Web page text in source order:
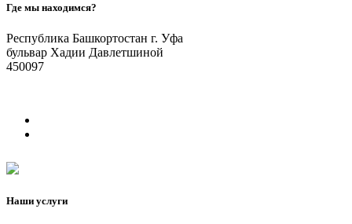
Где мы находимся?
Республика Башкортостан г. Уфа
бульвар Хадии Давлетшиной
450097
Наши услуги